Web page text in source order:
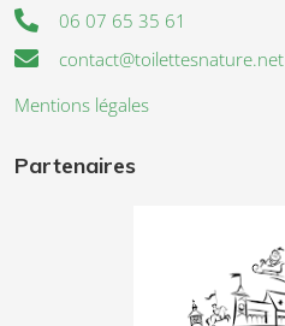
06 07 65 35 61
contact@toilettesnature.net
Mentions légales
Partenaires